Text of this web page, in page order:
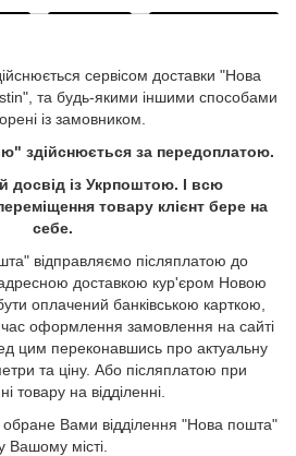
сервісом доставки "Нова
та будь-якими іншими способами
із замовником.
здійснюється за передоплатою.
досвід із Укрпоштою. І всю
товару клієнт бере на
себе.
відправляємо післяплатою до
доставкою кур'єром Новою
оплачений банківською карткою,
час оформлення замовлення на сайті
цим переконавшись про актуальну
та ціну. Або післяплатою при
товару на відділенні.
обране Вами відділення "Нова пошта"
Вашому місті.